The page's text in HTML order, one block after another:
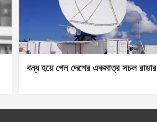
বন্ধ হয়ে গেল দেশের একমাত্র সচল রাডার